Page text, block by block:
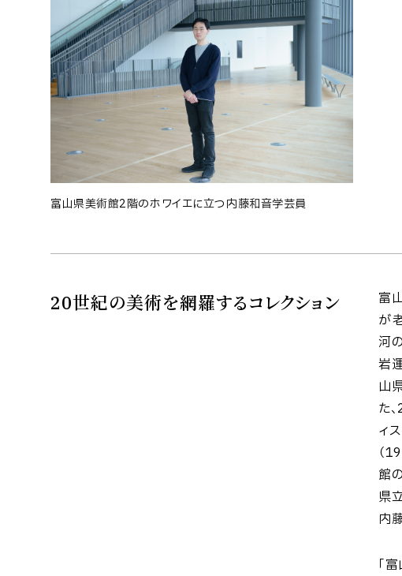
富山県美術館2階のホワイエに立つ内藤和音学芸員
20世紀の美術を網羅するコレクション
富
が
河
岩
山
た
ィ
（
館
県
内
「